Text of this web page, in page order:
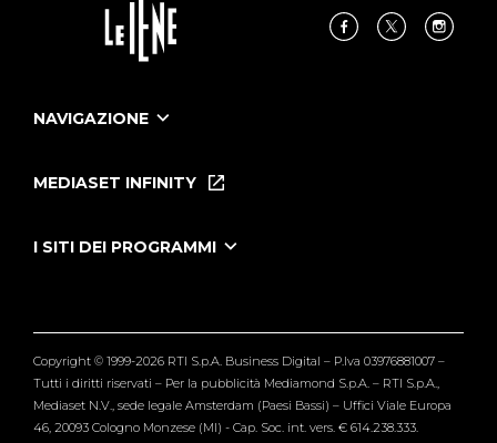
NAVIGAZIONE
Le Iene Presentano Inside
Tutti i servizi
MEDIASET INFINITY
I SITI DEI PROGRAMMI
Verissimo
Copyright © 1999-2026 RTI S.p.A. Business Digital – P.Iva 03976881007 –
Tutti i diritti riservati – Per la pubblicità Mediamond S.p.A. – RTI S.p.A.,
Mediaset N.V., sede legale Amsterdam (Paesi Bassi) – Uffici Viale Europa
46, 20093 Cologno Monzese (MI) - Cap. Soc. int. vers. € 614.238.333.